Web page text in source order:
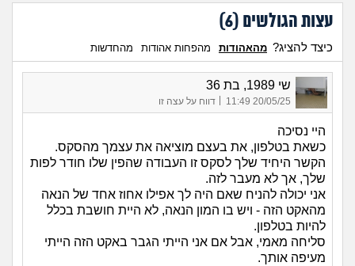
עצות הגולשים (6
)
כיצד להציג? מהאהודות מהפחות אהודות מהחדשות
שי 1989, בת 36
20/05/25 11:49 דווח על עצה זו
היי נסיכה
כשאת בטלפון, את בעצם מוציאה את עצמך מהסקס.
הקשר היחיד שלך לסקס זו העבודה שהפין שלו חודר לפות
שלך, אך לא מעבר לזה.
אני יכולה להניח שאם היה לך אפילו אחוז אחד של הנאה
מהאקט הזה - ויש בו המון הנאה, לא היית חושבת בכלל
להיות בטלפון.
סליחה מאמי, אבל אם אני הייתי הגבר באקט הזה הייתי
מעיפה אותך.